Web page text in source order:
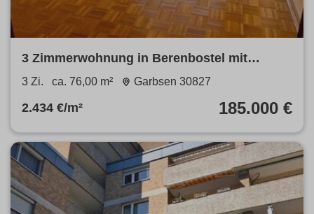
3 Zimmerwohnung in Berenbostel mit
Balkon, Garage und Potential
3 Zi. ca. 76,00 m² Garbsen 30827
2.434 €/m² 185.000 €